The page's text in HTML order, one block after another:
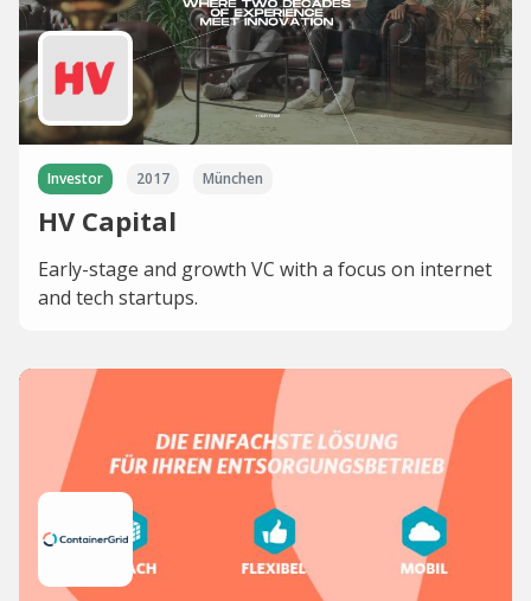
Investor 2017 München
HV Capital
Early-stage and growth VC with a focus on internet
and tech startups.